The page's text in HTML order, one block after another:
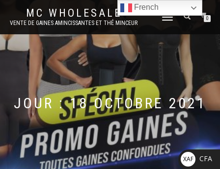
MC WHOLESALE
VENTE DE GAINES AMINCISSANTES ET THÉ MINCEUR
DÉPLIER
NAVIGATION
0
JOUR :18 OCTOBRE 2021
French
XAF
CFA